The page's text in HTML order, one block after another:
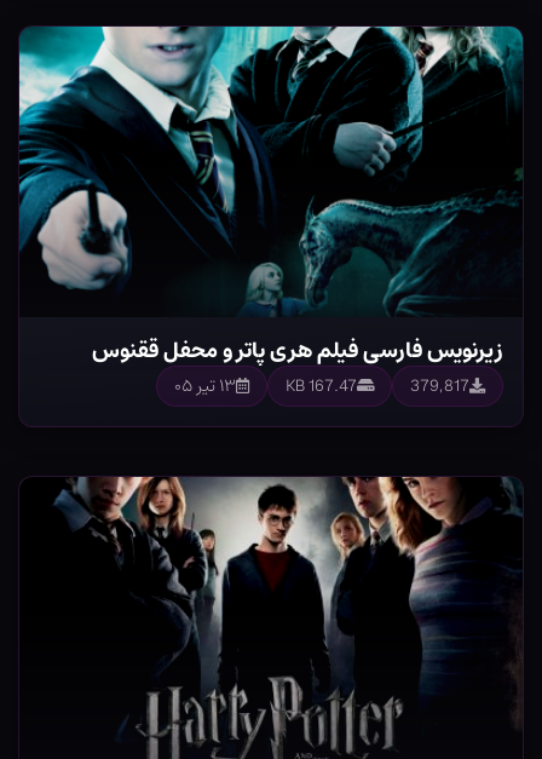
زیرنویس فارسی فیلم هری پاتر و محفل ققنوس
379,817
167.47 KB ۱۳ تیر ۰۵